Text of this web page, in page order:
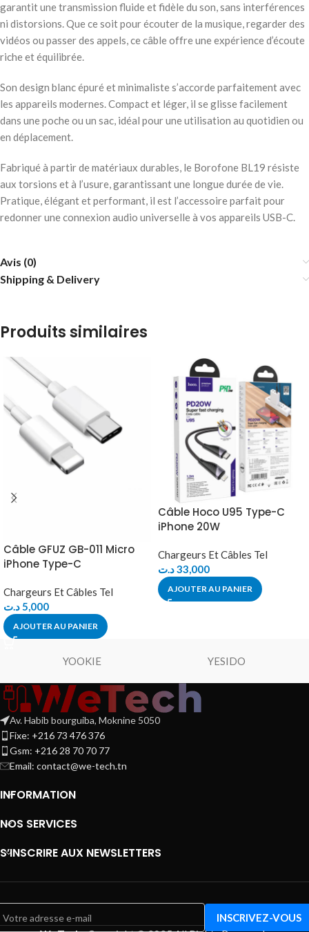
garantit une transmission fluide et fidèle du son, sans interférences
ni distorsions. Que ce soit pour écouter de la musique, regarder des
vidéos ou passer des appels, ce câble offre une expérience d’écoute
riche et équilibrée.
Son design blanc épuré et minimaliste s’accorde parfaitement avec
les appareils modernes. Compact et léger, il se glisse facilement
dans une poche ou un sac, idéal pour une utilisation au quotidien ou
en déplacement.
Fabriqué à partir de matériaux durables, le Borofone BL19 résiste
aux torsions et à l’usure, garantissant une longue durée de vie.
Pratique, élégant et performant, il est l’accessoire parfait pour
redonner une connexion audio universelle à vos appareils USB-C.
Avis (0)
Shipping & Delivery
Produits similaires
Câble GFUZ GB-011 Micro
iPhone Type-C
Chargeurs Et Câbles Tel
5,000د.ت
AJOUTER AU PANIER
Câble Hoco U95 Type-C
iPhone 20W
Chargeurs Et Câbles Tel
33,000د.ت
AJOUTER AU PANIER
YOOKIE YESIDO
Av. Habib bourguiba, Moknine 5050
Fixe: +216 73 476 376
Gsm: +216 28 70 70 77
Email: contact@we-tech.tn
INFORMATION
NOS SERVICES
S’INSCRIRE AUX NEWSLETTERS